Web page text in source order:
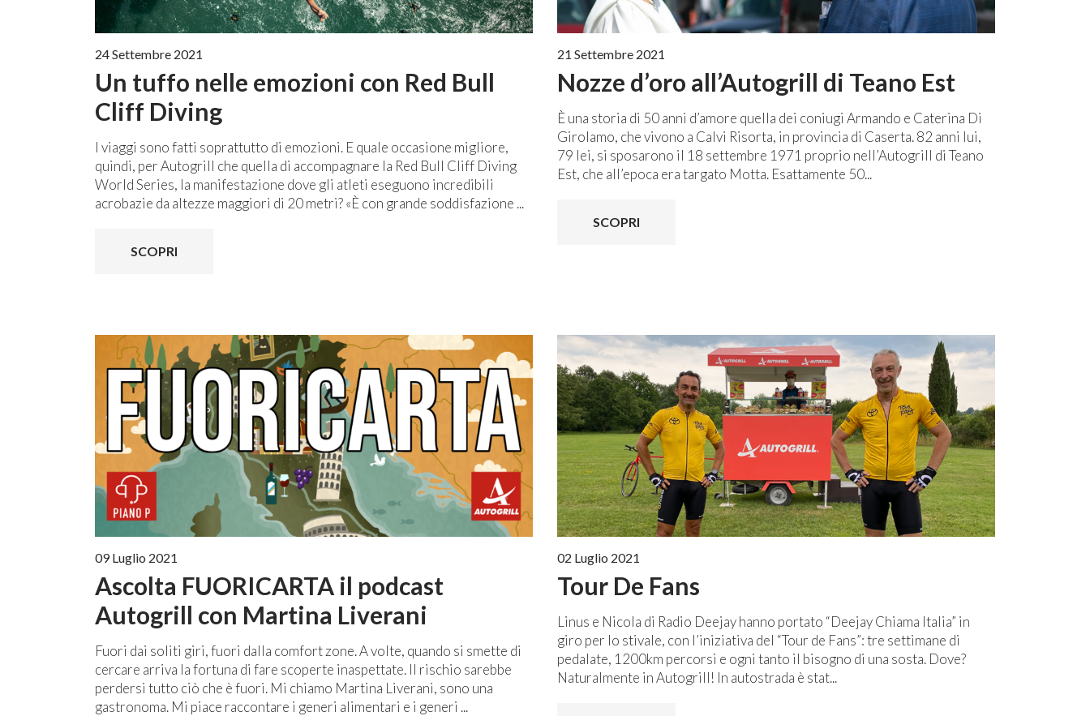
24 Settembre 2021
Un tuffo nelle emozioni con Red Bull
Cliff Diving
I viaggi sono fatti soprattutto di emozioni. E quale occasione migliore,
quindi, per Autogrill che quella di accompagnare la Red Bull Cliff Diving
World Series, la manifestazione dove gli atleti eseguono incredibili
acrobazie da altezze maggiori di 20 metri? «È con grande soddisfazione ...
SCOPRI
21 Settembre 2021
Nozze d’oro all’Autogrill di Teano Est
È una storia di 50 anni d’amore quella dei coniugi Armando e Caterina Di
Girolamo, che vivono a Calvi Risorta, in provincia di Caserta. 82 anni lui,
79 lei, si sposarono il 18 settembre 1971 proprio nell’Autogrill di Teano
Est, che all’epoca era targato Motta. Esattamente 50...
SCOPRI
09 Luglio 2021
Ascolta FUORICARTA il podcast
Autogrill con Martina Liverani
Fuori dai soliti giri, fuori dalla comfort zone. A volte, quando si smette di
cercare arriva la fortuna di fare scoperte inaspettate. Il rischio sarebbe
perdersi tutto ciò che è fuori. Mi chiamo Martina Liverani, sono una
gastronoma. Mi piace raccontare i generi alimentari e i generi ...
02 Luglio 2021
Tour De Fans
Linus e Nicola di Radio Deejay hanno portato “Deejay Chiama Italia” in
giro per lo stivale, con l’iniziativa del “Tour de Fans”: tre settimane di
pedalate, 1200km percorsi e ogni tanto il bisogno di una sosta. Dove?
Naturalmente in Autogrill! In autostrada è stat...